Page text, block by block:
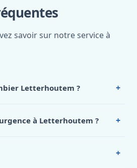
savoir sur notre service à
Letterhoutem ? +
0472 53 24 26.à Letterhoutem ? +
+